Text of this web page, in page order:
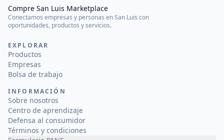
Compre San Luis Marketplace
Conectamos empresas y personas en San Luis con
oportunidades, productos y servicios.
EXPLORAR
Productos
Empresas
Bolsa de trabajo
INFORMACIÓN
Sobre nosotros
Centro de aprendizaje
Defensa al consumidor
Términos y condiciones